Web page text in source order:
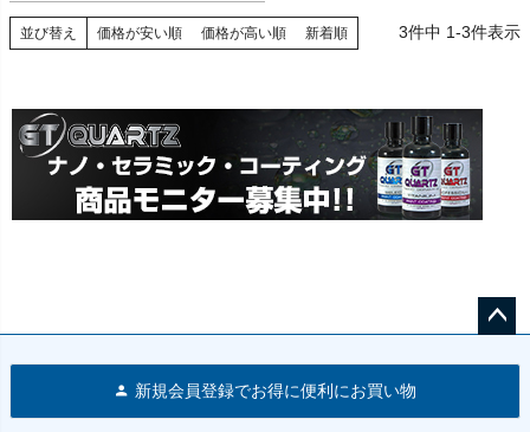
並び替え 価格が安い順 価格が高い順 新着順 3件中 1-3件表示
へ
新規会員登録でお得に便利にお買い物